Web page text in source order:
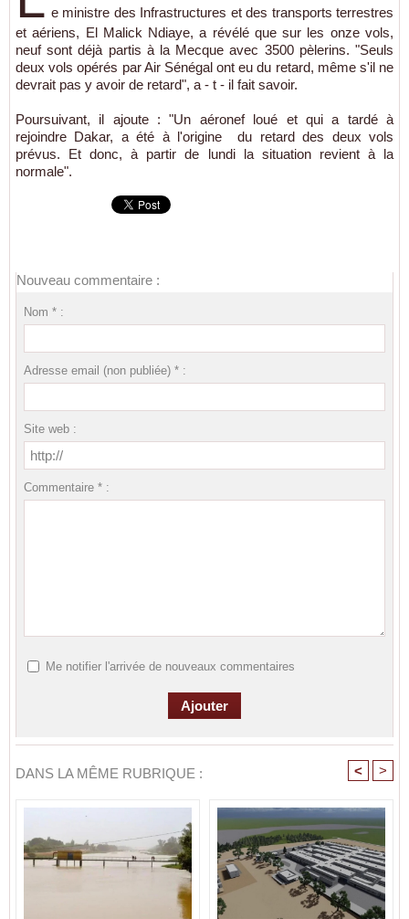
e ministre des Infrastructures et des transports terrestres
et aériens, El Malick Ndiaye, a révélé que sur les onze vols,
neuf sont déjà partis à la Mecque avec 3500 pèlerins. "Seuls
deux vols opérés par Air Sénégal ont eu du retard, même s'il ne
devrait pas y avoir de retard", a - t - il fait savoir.
Poursuivant, il ajoute : "Un aéronef loué et qui a tardé à
rejoindre Dakar, a été à l'origine du retard des deux vols
prévus. Et donc, à partir de lundi la situation revient à la
normale".
Nouveau commentaire :
Nom * :
Adresse email (non publiée) * :
Site web :
Commentaire * :
Me notifier l'arrivée de nouveaux commentaires
DANS LA MÊME RUBRIQUE : < >